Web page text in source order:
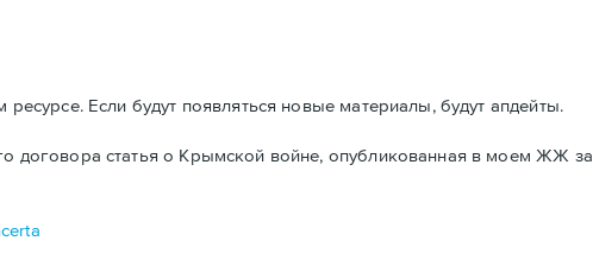
Если будут появляться новые материалы, будут апдейты.
договора статья о Крымской войне, опубликованная в моем ЖЖ за